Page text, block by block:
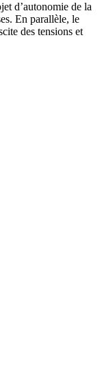
d’autonomie de la
En parallèle, le
des tensions et